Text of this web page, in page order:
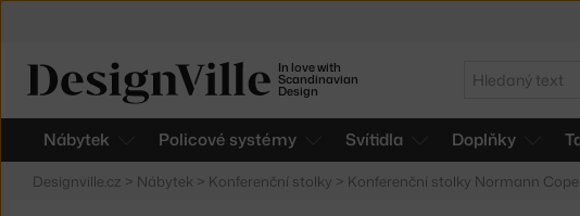
In love with
Scandinavian
Design
Hledat
Nábytek Policové systémy Svítidla Doplňky
Designville.cz > Nábytek > Konferenční stolky > Konferenční stolky Normann